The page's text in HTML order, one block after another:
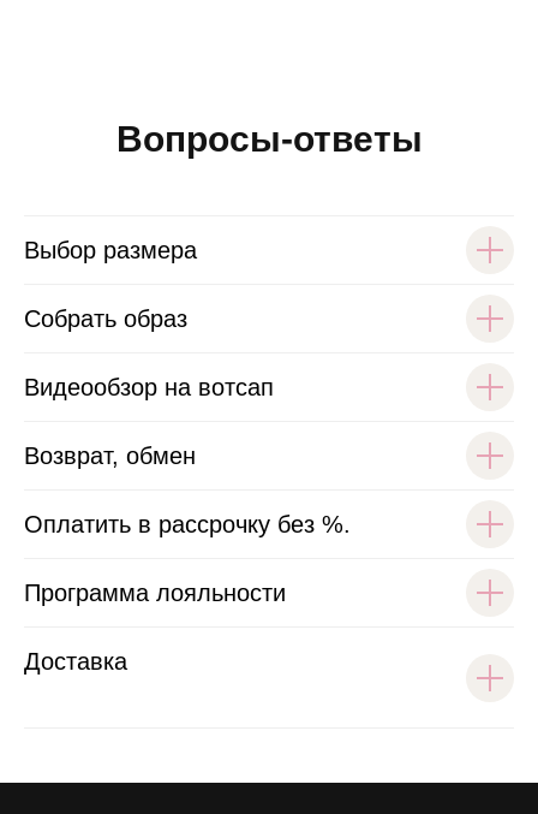
Вопросы-ответы
Выбор размера
Собрать образ
Видеообзор на вотсап
Возврат, обмен
Оплатить в рассрочку без %.
Программа лояльности
Доставка